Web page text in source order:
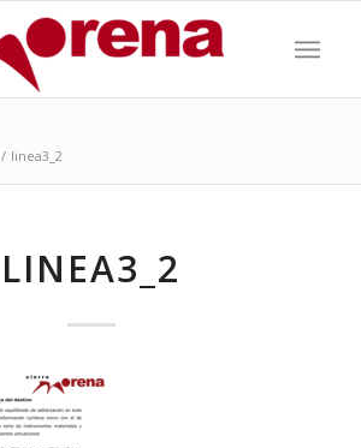
/ linea3_2
LINEA3_2